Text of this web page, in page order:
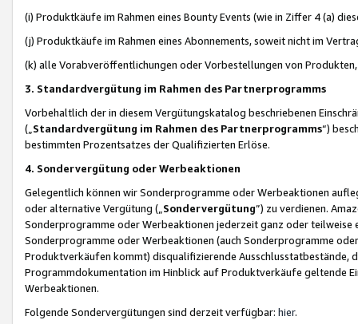
(i) Produktkäufe im Rahmen eines Bounty Events (wie in Ziffer 4 (a)
(j) Produktkäufe im Rahmen eines Abonnements, soweit nicht im
(k) alle Vorabveröffentlichungen oder Vorbestellungen von
3. Standardvergütung im Rahmen des Partnerprogramms
Vorbehaltlich der in diesem Vergütungskatalog beschriebenen
(„ Standardvergütung im Rahmen des Partnerprogramms“)
bestimmten Prozentsatzes der Qualifizierten Erlöse.
4. Sondervergütung oder Werbeaktionen
Gelegentlich können wir Sonderprogramme oder Werbeaktionen
oder alternative Vergütung („ Sondervergütung”) zu verdienen.
Sonderprogramme oder Werbeaktionen jederzeit ganz oder
Sonderprogramme oder Werbeaktionen (auch Sonderprogramme
Produktverkäufen kommt) disqualifizierende Ausschlusstatbestände,
Programmdokumentation im Hinblick auf Produktverkäufe geltende
Werbeaktionen.
Folgende Sondervergütungen sind derzeit verfügbar: hier.